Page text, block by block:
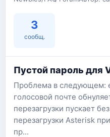
3
сообщ.
Пустой пароль для
Проблема в следующем:
голосовой почте
перезагрузки пускает
перезагрузки Asterisk
пр...